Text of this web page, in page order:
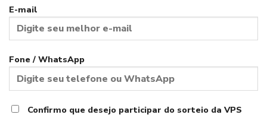
E-mail
Fone / WhatsApp
Confirmo que desejo participar do sorteio da VPS